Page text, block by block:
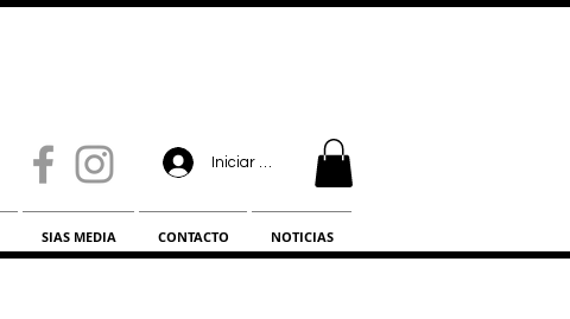
SIAS MEDIA CONTACTO NOTICIAS
Iniciar sesión